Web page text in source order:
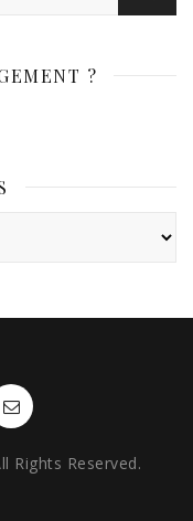
?
Rights Reserved.